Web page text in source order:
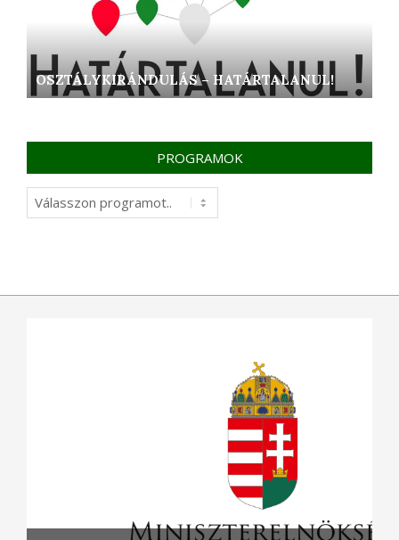
OSZTÁLYKIRÁNDULÁS – HATÁRTALANUL!
PROGRAMOK
Programok